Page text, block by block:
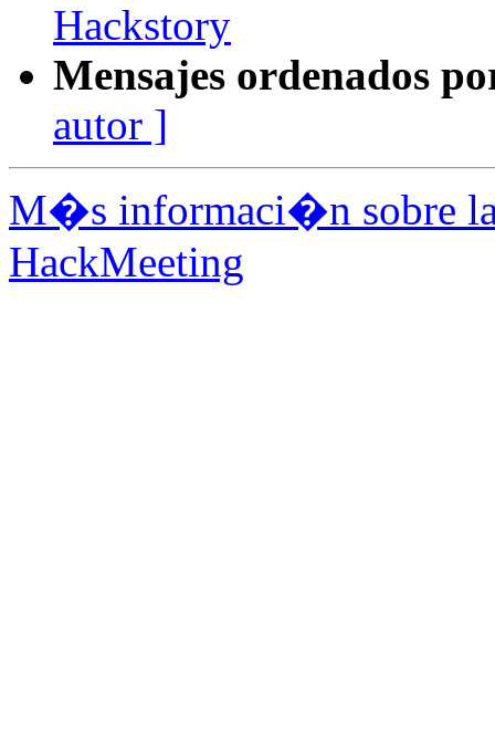
Hackstory
Mensajes ordenados
autor ]
M�s informaci�n sobre
HackMeeting